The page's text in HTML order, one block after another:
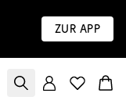
Zur App